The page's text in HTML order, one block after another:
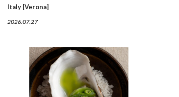
Italy [Verona]
2026.07.27